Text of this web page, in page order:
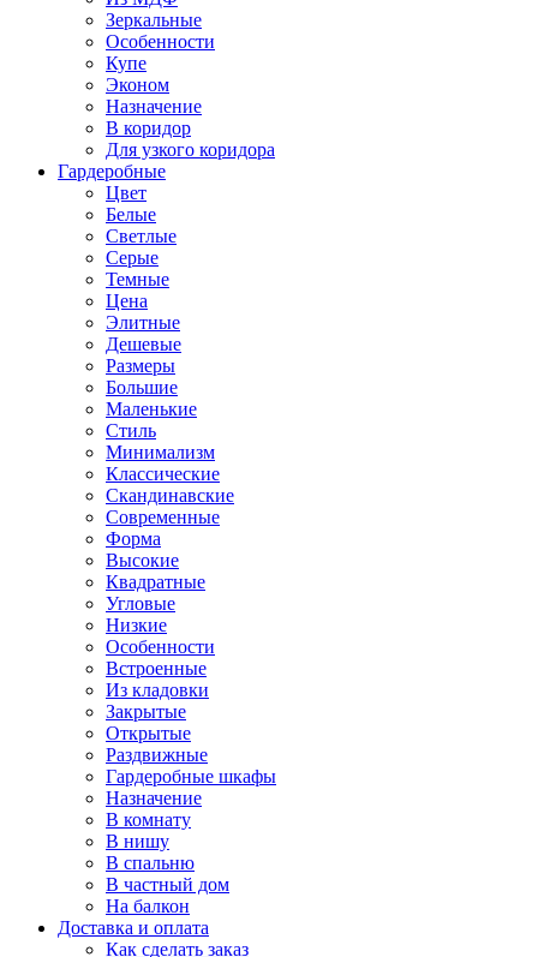
Зеркальные
Особенности
Купе
Эконом
Назначение
В коридор
Для узкого коридора
Гардеробные
Цвет
Белые
Светлые
Серые
Темные
Цена
Элитные
Дешевые
Размеры
Большие
Маленькие
Стиль
Минимализм
Классические
Скандинавские
Современные
Форма
Высокие
Квадратные
Угловые
Низкие
Особенности
Встроенные
Из кладовки
Закрытые
Открытые
Раздвижные
Гардеробные шкафы
Назначение
В комнату
В нишу
В спальню
В частный дом
На балкон
Доставка и оплата
Как сделать заказ